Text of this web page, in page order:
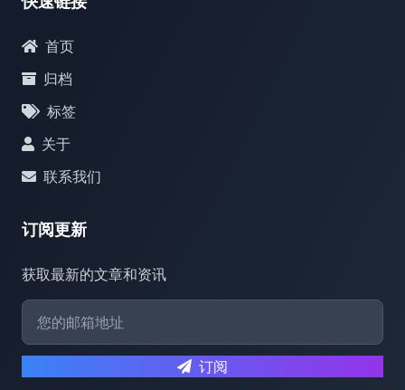
首页
归档
标签
关于
联系我们
订阅更新
获取最新的文章和资讯
订阅